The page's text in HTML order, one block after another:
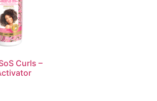
Curls –